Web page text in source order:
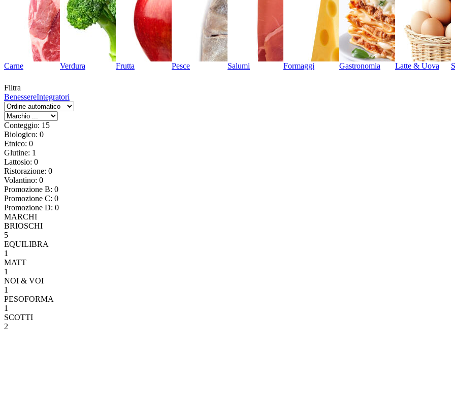
Carne Verdura Frutta Pesce Salumi Formaggi Gastronomia Latte & Uova
Filtra
BenessereIntegratori
Conteggio: 15
Biologico: 0
Etnico: 0
Glutine: 1
Lattosio: 0
Ristorazione: 0
Volantino: 0
Promozione B: 0
Promozione C: 0
Promozione D: 0
MARCHI
BRIOSCHI
5
EQUILIBRA
1
MATT
1
NOI & VOI
1
PESOFORMA
1
SCOTTI
2